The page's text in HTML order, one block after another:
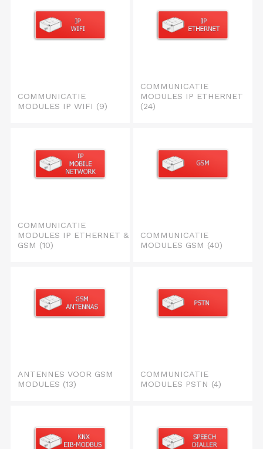
COMMUNICATIE
MODULES IP WIFI (9)
COMMUNICATIE
MODULES IP ETHERNET
(24)
COMMUNICATIE
MODULES IP ETHERNET &
GSM (10)
COMMUNICATIE
MODULES GSM (40)
ANTENNES VOOR GSM
MODULES (13)
COMMUNICATIE
MODULES PSTN (4)